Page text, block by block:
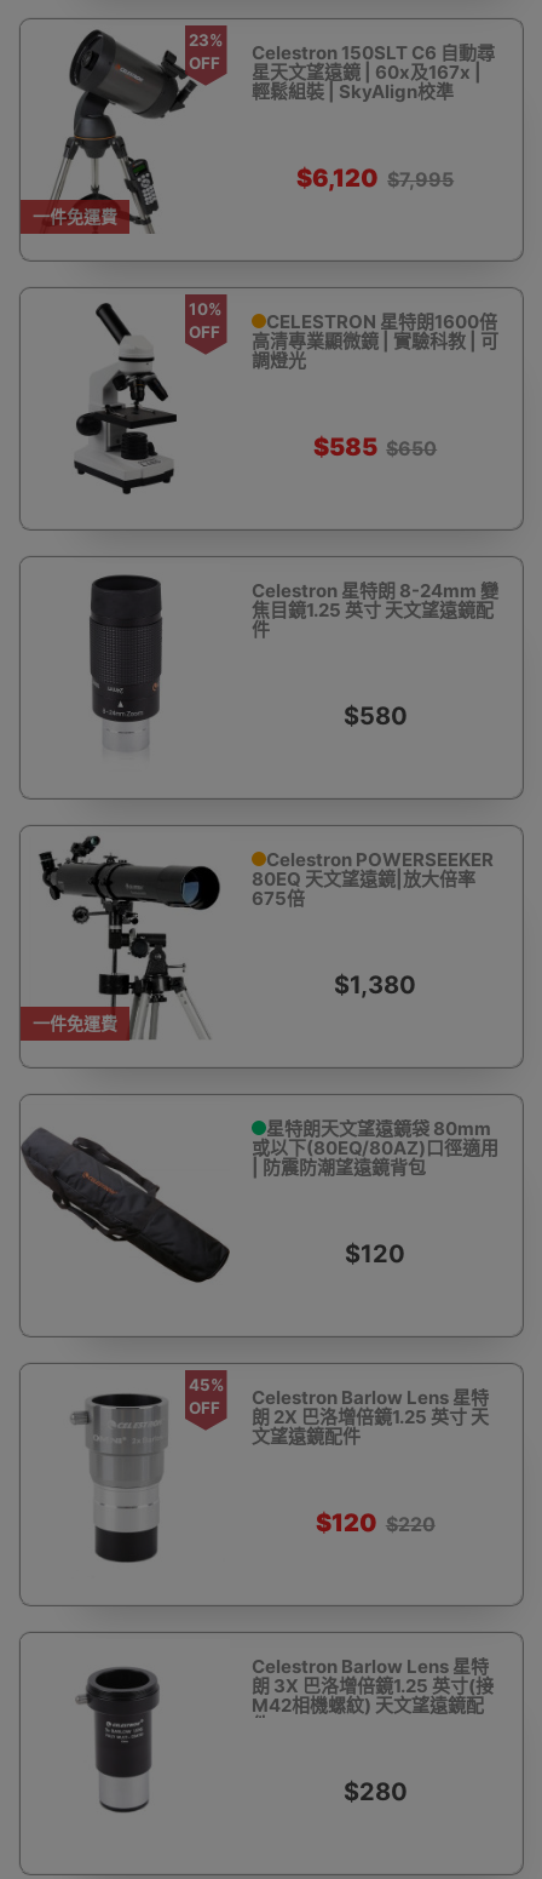
一件免運費
23%
OFF
Celestron 150SLT C6 自動尋
星天文望遠鏡 | 60x及167x |
輕鬆組裝 | SkyAlign校準
$6,120 $7,995
10%
OFF
CELESTRON 星特朗1600倍
高清專業顯微鏡 | 實驗科教 | 可
調燈光
$585 $650
Celestron 星特朗 8-24mm 變
焦目鏡1.25 英寸 天文望遠鏡配
件
$580
一件免運費
Celestron POWERSEEKER
80EQ 天文望遠鏡|放大倍率
675倍
$1,380
星特朗天文望遠鏡袋 80mm
或以下(80EQ/80AZ)口徑適用
| 防震防潮望遠鏡背包
$120
45%
OFF
Celestron Barlow Lens 星特
朗 2X 巴洛增倍鏡1.25 英寸 天
文望遠鏡配件
$120 $220
Celestron Barlow Lens 星特
朗 3X 巴洛增倍鏡1.25 英寸(接
M42相機螺紋) 天文望遠鏡配
件
$280